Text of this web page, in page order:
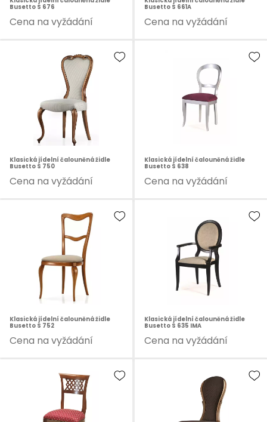
Busetto S 676
Cena na vyžádání
Busetto S 661A
Cena na vyžádání
Klasická jídelní čalouněná židle
Busetto S 750
Cena na vyžádání
Klasická jídelní čalouněná židle
Busetto S 638
Cena na vyžádání
Klasická jídelní čalouněná židle
Busetto S 752
Cena na vyžádání
Klasická jídelní čalouněná židle
Busetto S 635 IMA
Cena na vyžádání